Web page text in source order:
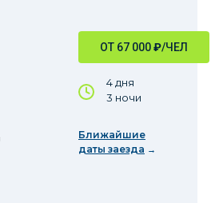
ОТ 67 000₽/ЧЕЛ
4 дня
3 ночи
Ближайшие
даты заезда